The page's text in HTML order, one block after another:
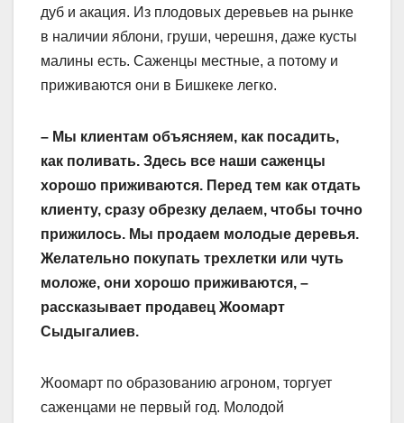
дуб и акация. Из плодовых деревьев на рынке
в наличии яблони, груши, черешня, даже кусты
малины есть. Саженцы местные, а потому и
приживаются они в Бишкеке легко.
– Мы клиентам объясняем, как посадить,
как поливать. Здесь все наши саженцы
хорошо приживаются. Перед тем как отдать
клиенту, сразу обрезку делаем, чтобы точно
прижилось. Мы продаем молодые деревья.
Желательно покупать трехлетки или чуть
моложе, они хорошо приживаются, –
рассказывает продавец Жоомарт
Сыдыгалиев.
Жоомарт по образованию агроном, торгует
саженцами не первый год. Молодой